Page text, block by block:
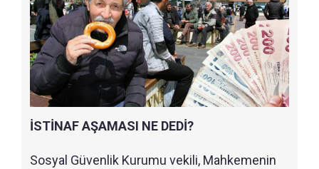
İSTİNAF AŞAMASI NE DEDİ?
Sosyal Güvenlik Kurumu vekili, Mahkemenin